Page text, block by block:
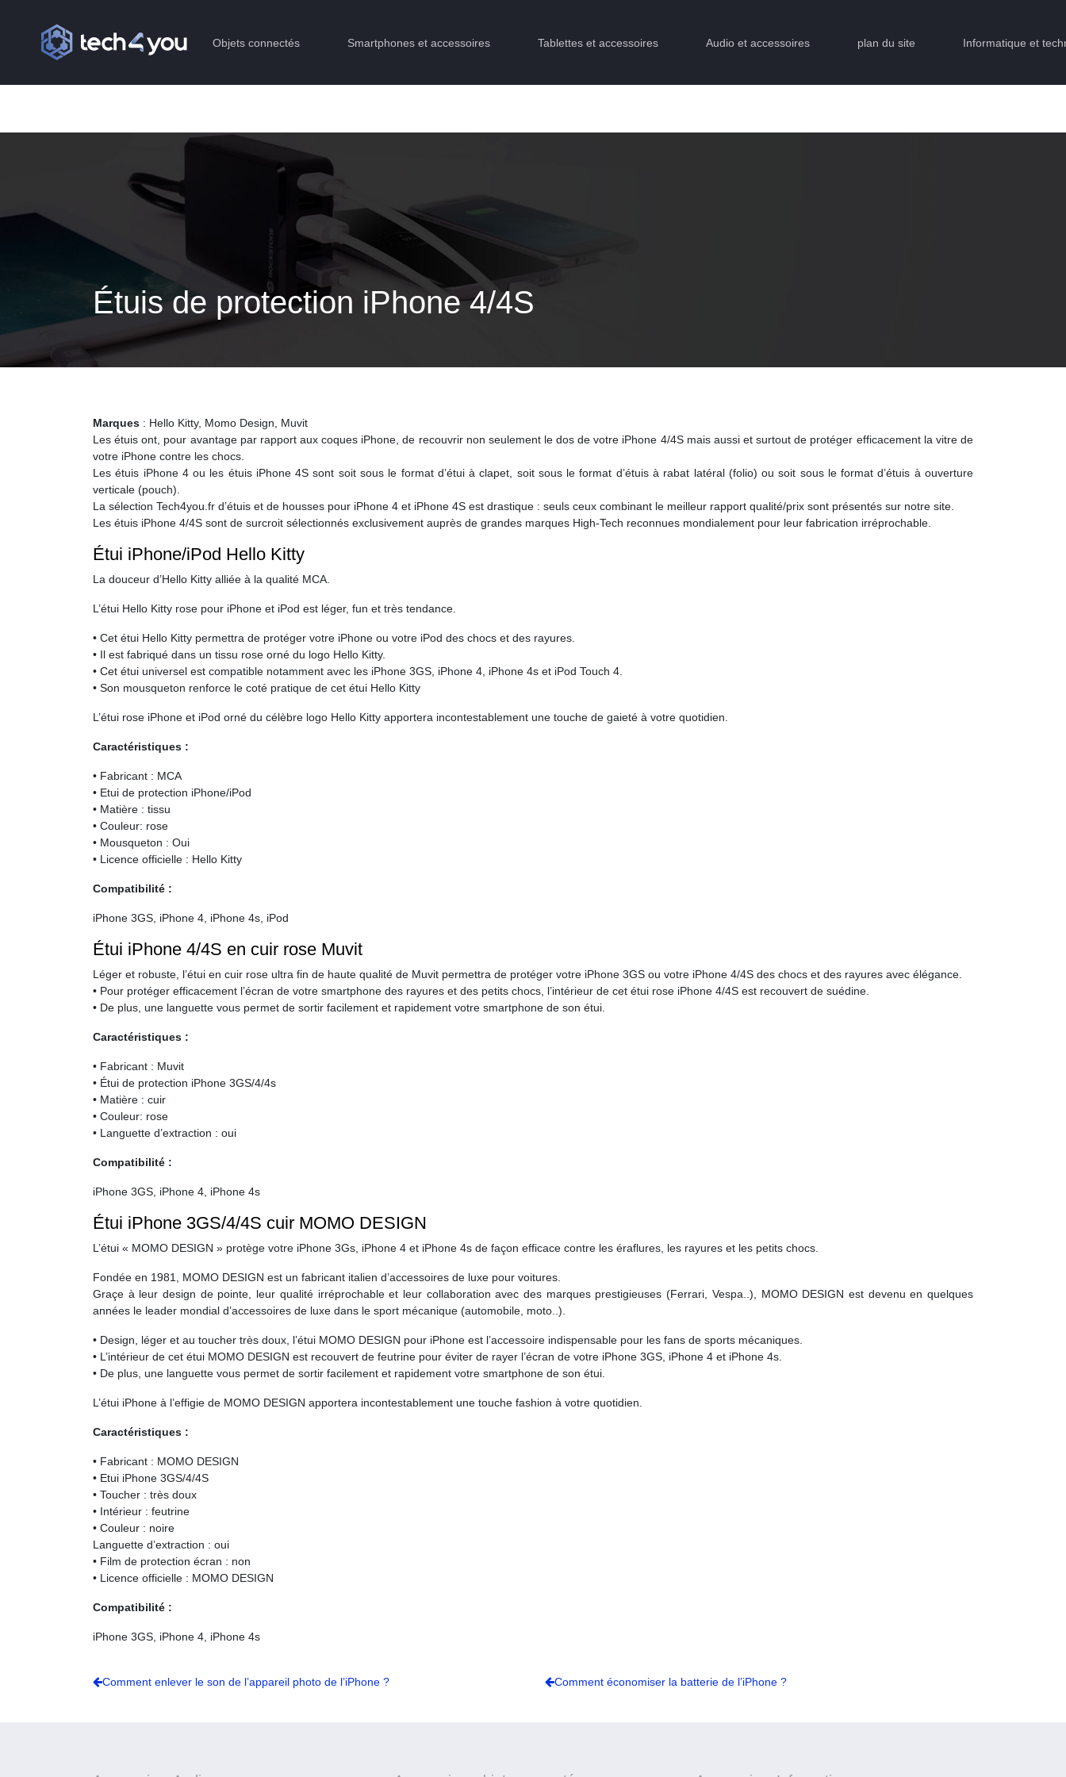
Objets connectés Smartphones et accessoires Tablettes et accessoires Audio et accessoires plan du site Informatique et
Étuis de protection iPhone 4/4S
Marques : Hello Kitty, Momo Design, Muvit
Les étuis ont, pour avantage par rapport aux coques iPhone, de recouvrir non seulement le dos de votre iPhone 4/4S mais aussi et surtout de protéger efficacement la vitre de
votre iPhone contre les chocs.
Les étuis iPhone 4 ou les étuis iPhone 4S sont soit sous le format d’étui à clapet, soit sous le format d’étuis à rabat latéral (folio) ou soit sous le format d’étuis à ouverture
verticale (pouch).
La sélection Tech4you.fr d’étuis et de housses pour iPhone 4 et iPhone 4S est drastique : seuls ceux combinant le meilleur rapport qualité/prix sont présentés sur notre site.
Les étuis iPhone 4/4S sont de surcroit sélectionnés exclusivement auprès de grandes marques High-Tech reconnues mondialement pour leur fabrication irréprochable.
Étui iPhone/iPod Hello Kitty
La douceur d’Hello Kitty alliée à la qualité MCA.
L’étui Hello Kitty rose pour iPhone et iPod est léger, fun et très tendance.
• Cet étui Hello Kitty permettra de protéger votre iPhone ou votre iPod des chocs et des rayures.
• Il est fabriqué dans un tissu rose orné du logo Hello Kitty.
• Cet étui universel est compatible notamment avec les iPhone 3GS, iPhone 4, iPhone 4s et iPod Touch 4.
• Son mousqueton renforce le coté pratique de cet étui Hello Kitty
L’étui rose iPhone et iPod orné du célèbre logo Hello Kitty apportera incontestablement une touche de gaieté à votre quotidien.
Caractéristiques :
• Fabricant : MCA
• Etui de protection iPhone/iPod
• Matière : tissu
• Couleur: rose
• Mousqueton : Oui
• Licence officielle : Hello Kitty
Compatibilité :
iPhone 3GS, iPhone 4, iPhone 4s, iPod
Étui iPhone 4/4S en cuir rose Muvit
Léger et robuste, l’étui en cuir rose ultra fin de haute qualité de Muvit permettra de protéger votre iPhone 3GS ou votre iPhone 4/4S des chocs et des rayures avec élégance.
• Pour protéger efficacement l’écran de votre smartphone des rayures et des petits chocs, l’intérieur de cet étui rose iPhone 4/4S est recouvert de suédine.
• De plus, une languette vous permet de sortir facilement et rapidement votre smartphone de son étui.
Caractéristiques :
• Fabricant : Muvit
• Étui de protection iPhone 3GS/4/4s
• Matière : cuir
• Couleur: rose
• Languette d’extraction : oui
Compatibilité :
iPhone 3GS, iPhone 4, iPhone 4s
Étui iPhone 3GS/4/4S cuir MOMO DESIGN
L’étui « MOMO DESIGN » protège votre iPhone 3Gs, iPhone 4 et iPhone 4s de façon efficace contre les éraflures, les rayures et les petits chocs.
Fondée en 1981, MOMO DESIGN est un fabricant italien d’accessoires de luxe pour voitures.
Graçe à leur design de pointe, leur qualité irréprochable et leur collaboration avec des marques prestigieuses (Ferrari, Vespa..), MOMO DESIGN est devenu en quelques
années le leader mondial d’accessoires de luxe dans le sport mécanique (automobile, moto..).
• Design, léger et au toucher très doux, l’étui MOMO DESIGN pour iPhone est l’accessoire indispensable pour les fans de sports mécaniques.
• L’intérieur de cet étui MOMO DESIGN est recouvert de feutrine pour éviter de rayer l’écran de votre iPhone 3GS, iPhone 4 et iPhone 4s.
• De plus, une languette vous permet de sortir facilement et rapidement votre smartphone de son étui.
L’étui iPhone à l’effigie de MOMO DESIGN apportera incontestablement une touche fashion à votre quotidien.
Caractéristiques :
• Fabricant : MOMO DESIGN
• Etui iPhone 3GS/4/4S
• Toucher : très doux
• Intérieur : feutrine
• Couleur : noire
Languette d’extraction : oui
• Film de protection écran : non
• Licence officielle : MOMO DESIGN
Compatibilité :
iPhone 3GS, iPhone 4, iPhone 4s
Comment enlever le son de l’appareil photo de l’iPhone ? Comment économiser la batterie de l’iPhone ?